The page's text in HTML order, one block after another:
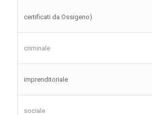
certificati da Ossigeno)
criminale
imprenditoriale
sociale